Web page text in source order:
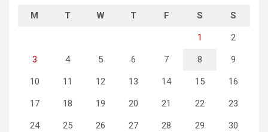
M T W T F S S
1 2
3 4 5 6 7 8 9
10 11 12 13 14 15 16
17 18 19 20 21 22 23
24 25 26 27 28 29 30